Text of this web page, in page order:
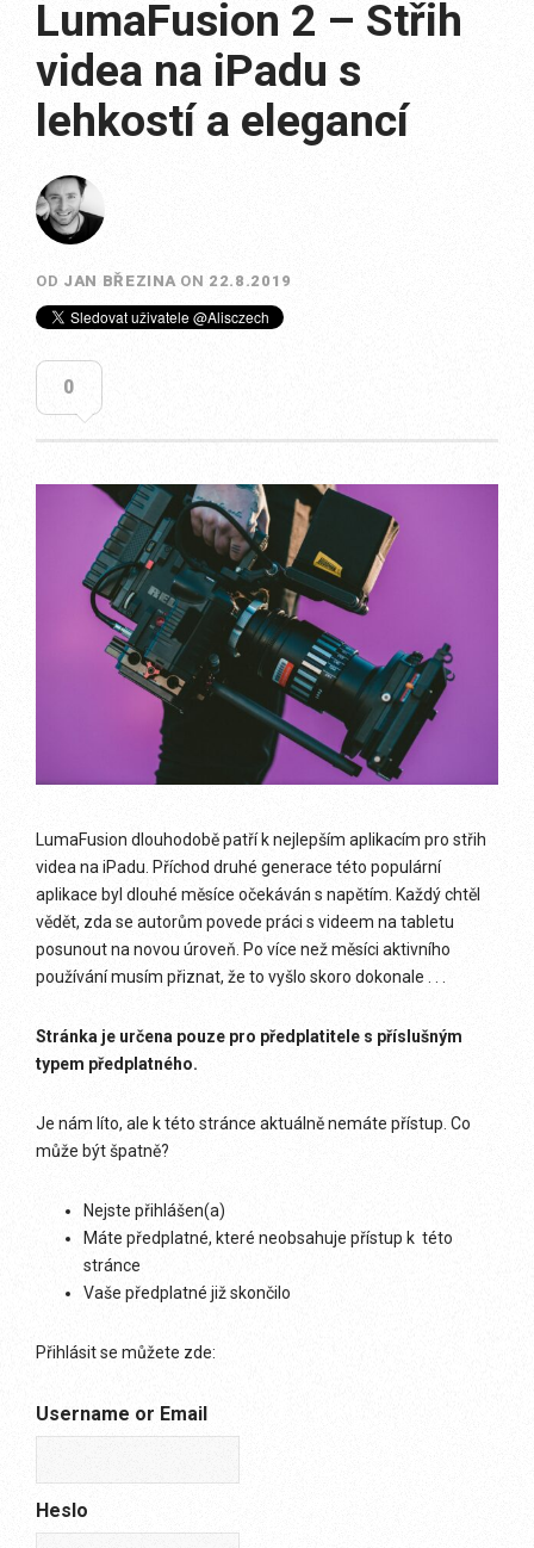
LumaFusion 2 – Střih
videa na iPadu s
lehkostí a elegancí
OD JAN BŘEZINA ON 22.8.2019
0
LumaFusion dlouhodobě patří k nejlepším aplikacím pro střih
videa na iPadu. Příchod druhé generace této populární
aplikace byl dlouhé měsíce očekáván s napětím. Každý chtěl
vědět, zda se autorům povede práci s videem na tabletu
posunout na novou úroveň. Po více než měsíci aktivního
používání musím přiznat, že to vyšlo skoro dokonale . . .
Stránka je určena pouze pro předplatitele s příslušným
typem předplatného.
Je nám líto, ale k této stránce aktuálně nemáte přístup. Co
může být špatně?
Nejste přihlášen(a)
Máte předplatné, které neobsahuje přístup k této
stránce
Vaše předplatné již skončilo
Přihlásit se můžete zde:
Username or Email
Heslo